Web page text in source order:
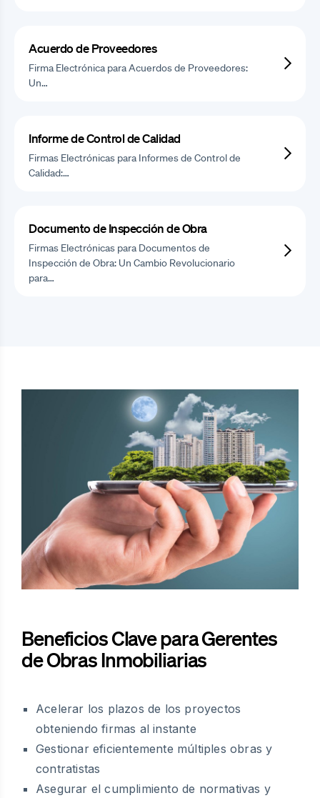
Acuerdo de Proveedores
Firma Electrónica para Acuerdos de Proveedores:
Un…
Informe de Control de Calidad
Firmas Electrónicas para Informes de Control de
Calidad:…
Documento de Inspección de Obra
Firmas Electrónicas para Documentos de
Inspección de Obra: Un Cambio Revolucionario
para…
Beneficios Clave para Gerentes
de Obras Inmobiliarias
Acelerar los plazos de los proyectos
obteniendo firmas al instante
Gestionar eficientemente múltiples obras y
contratistas
Asegurar el cumplimiento de normativas y